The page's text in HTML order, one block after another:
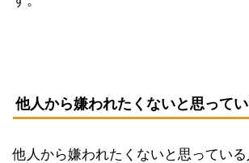
他人から嫌われたくないと思って
他人から嫌われたくないと思ってい